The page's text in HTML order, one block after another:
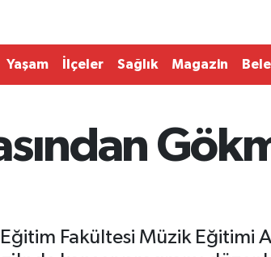
Yaşam İlçeler Sağlık Magazin
Fakültesi Müzik Eğitimi